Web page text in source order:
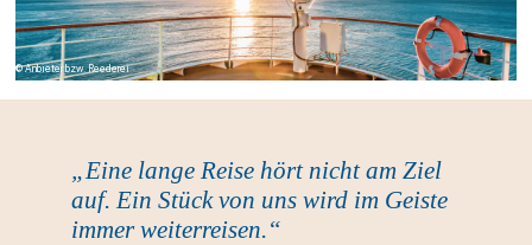
Anbieter bzw. Reederei
„Eine lange Reise hört nicht am Ziel
auf. Ein Stück von uns wird im Geiste
immer weiterreisen.“